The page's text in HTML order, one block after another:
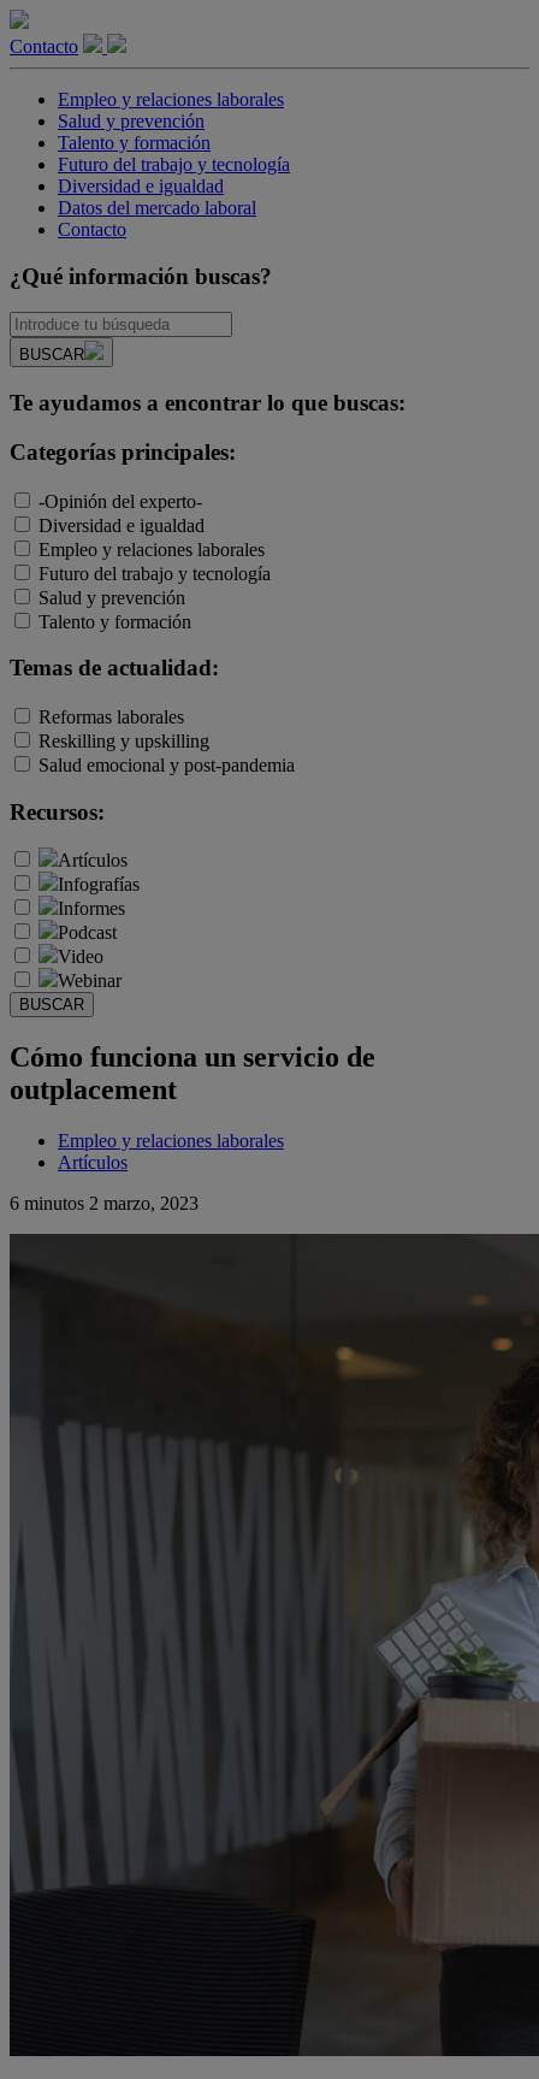
Contacto
Empleo y relaciones laborales
Salud y prevención
Talento y formación
Futuro del trabajo y tecnología
Diversidad e igualdad
Datos del mercado laboral
Contacto
¿Qué información buscas?
BUSCAR
Te ayudamos a encontrar lo que buscas:
Categorías principales:
-Opinión del experto-
Diversidad e igualdad
Empleo y relaciones laborales
Futuro del trabajo y tecnología
Salud y prevención
Talento y formación
Temas de actualidad:
Reformas laborales
Reskilling y upskilling
Salud emocional y post-pandemia
Recursos:
Artículos
Infografías
Informes
Podcast
Video
Webinar
BUSCAR
Cómo funciona un servicio de
outplacement
Empleo y relaciones laborales
Artículos
6 minutos 2 marzo, 2023